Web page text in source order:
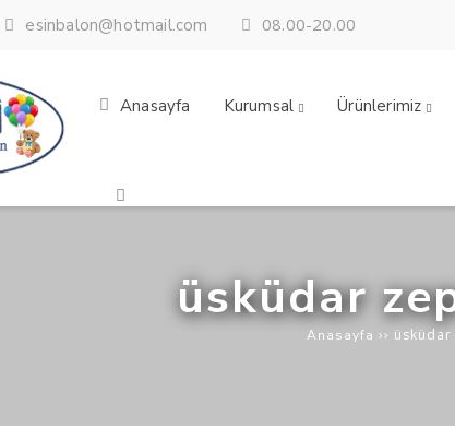
esinbalon@hotmail.com 08.00-20.00
Anasayfa Kurumsal Ürünlerimiz
üsküdar
Anasayfa ››